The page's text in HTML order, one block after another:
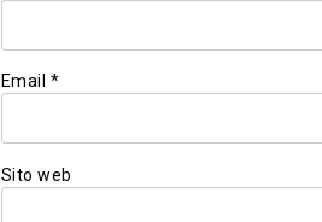
Email *
Sito web